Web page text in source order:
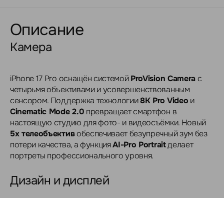
Описание
Камера
iPhone 17 Pro оснащён системойProVision Cameraс
четырьмя объективами и усовершенствованным
сенсором. Поддержка технологии8K Pro Video и
Cinematic Mode 2.0 превращает смартфон в
настоящую студию для фото- и видеосъёмки. Новый
5x телеобъективобеспечивает безупречный зум без
потери качества, а функцияAI-Pro Portraitделает
портреты профессионального уровня.
Дизайн и дисплей